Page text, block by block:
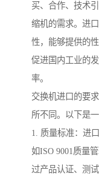
买、合作、技术
缩机的需求。进
性，能够提供的
促进国内工业的
率。
交换机进口的要
所不同。以下是
1. 质量标准：进
如ISO 9001质量
过产品认证、测